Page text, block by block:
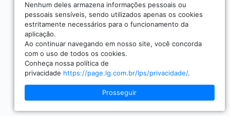
Nenhum deles armazena informações pessoais ou
pessoais sensíveis, sendo utilizados apenas os cookies
estritamente necessários para o funcionamento da
aplicação.
Ao continuar navegando em nosso site, você concorda
com o uso de todos os cookies.
Conheça nossa política de
privacidade https://page.lg.com.br/lps/privacidade/.
Prosseguir